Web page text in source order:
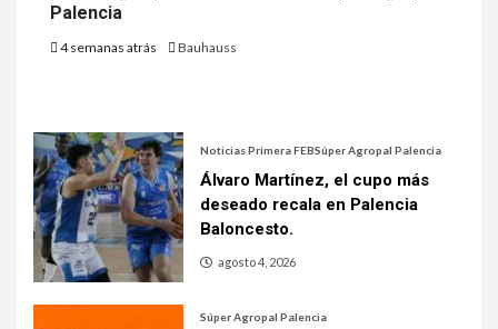
Palencia
4 semanas atrás Bauhauss
Noticias Primera FEBSúper Agropal Palencia
Álvaro Martínez, el cupo más
deseado recala en Palencia
Baloncesto.
agosto 4, 2026
Súper Agropal Palencia